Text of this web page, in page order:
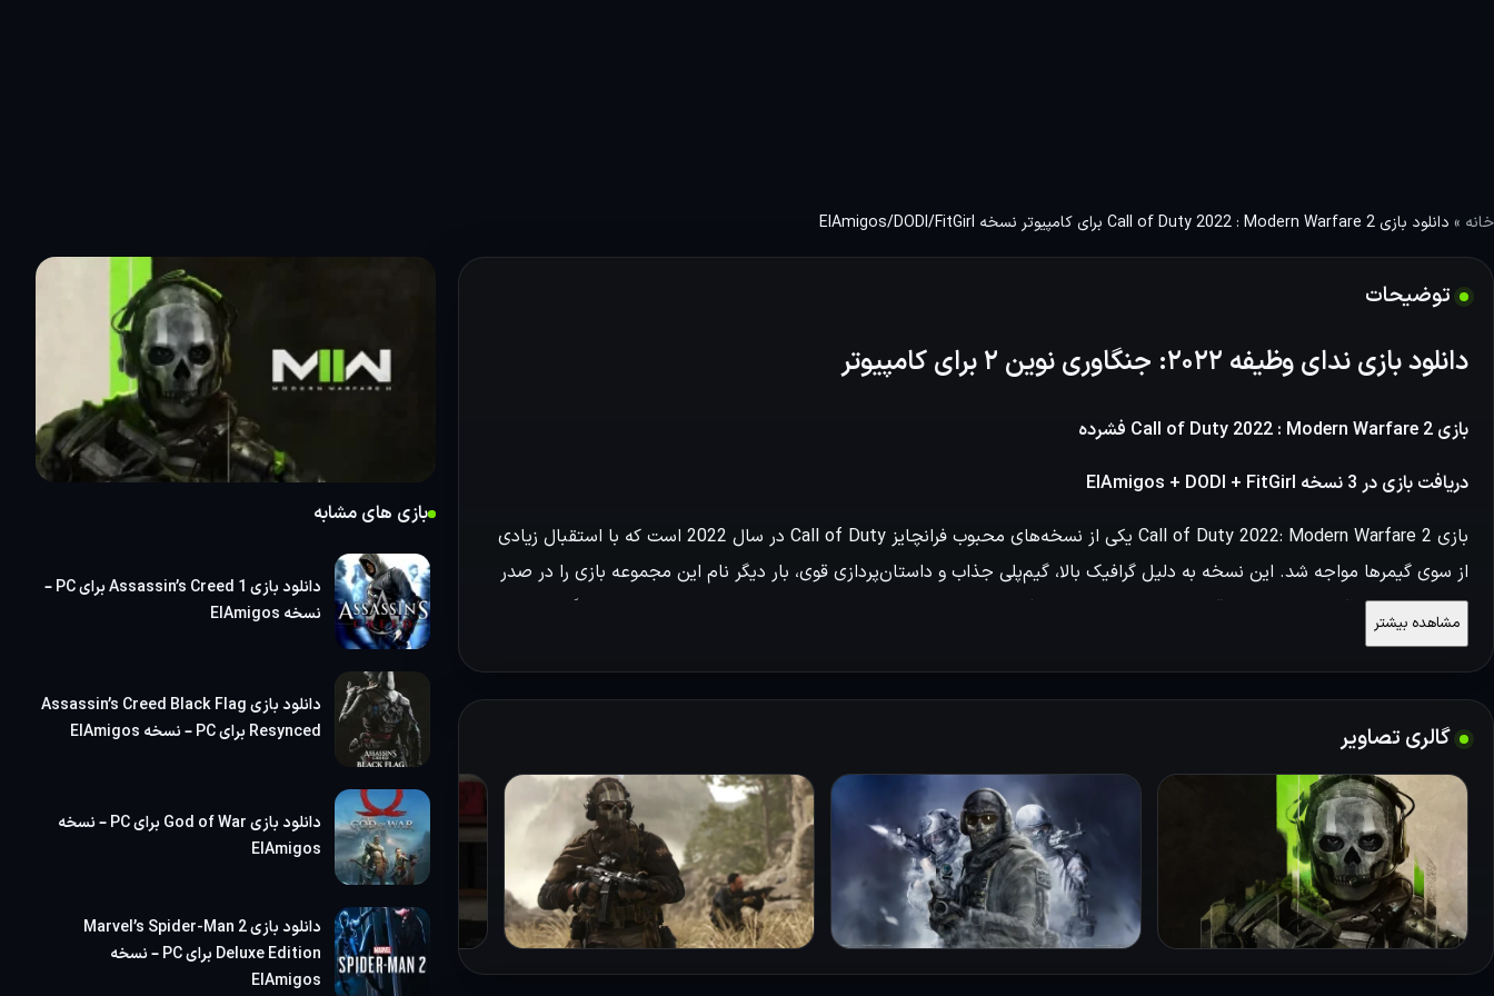
خانه » دانلود بازی ‏Call of Duty 2022 : Modern Warfare 2 برای کامپیوتر نسخه ElAmigos/DODI/FitGirl
توضیحات
دانلود بازی ندای وظیفه ۲۰۲۲: جنگاوری نوین ۲ برای کامپیوتر
بازی Call of Duty 2022 : Modern Warfare 2 فشرده
دریافت بازی در 3 نسخه ElAmigos + DODI + FitGirl
بازی Call of Duty 2022: Modern Warfare 2 یکی از نسخه‌های محبوب فرانچایز Call of Duty در سال 2022 است که با استقبال زیادی
از سوی گیمرها مواجه شد. این نسخه به دلیل گرافیک بالا، گیم‌پلی جذاب و داستان‌پردازی قوی، بار دیگر نام این مجموعه بازی را در صدر
جدول بازی‌های اکشن و تیراندازی قرار داد. در این عنوان، بازیکنان می‌توانند با شخصیت‌های مختلفی در سناریوهای هیجان‌انگیز و
چالش‌برانگیز، به نبرد بپردازند و تجربه‌ای متفاوت از جنگ مدرن را احساس کنند.
بررسی گیم‌پلی
یکی از ویژگی‌های بارز این نسخه، دسترسی به مراحل کمپین بازی به صورت فشرده است که به بازیکنان اجازه می‌دهد داستان بازی را در
زمانی کوتاه‌تر تجربه کنند. این ویژگی به ویژه برای آن دسته از کاربرانی که زمان کمتری دارند، بسیار مطلوب است و موجب می‌شود تا
داستان غنی و جذاب بازی را از دست ندهند. به علاوه، با توجه به تنوع مراحل و چالش‌های موجود، بازیکنان می‌توانند تحرک و
استراتژی‌های خود را به نحو احسن امتحان کنند. همچنین حالت DMZ که وعده می‌دهد گیم‌پلی اعتیادآور و نوآورانه‌ای را ارائه کند. این
حالت نه تنها برای بازیکنان چالش‌های تازه‌ای به ارمغان می آورد بلکه انتظار می‌رود به تنوع و جذابیت کلی بازی بیافزاید. با توجه به
واکنش‌های مثبت جامعه گیمرها، به نظر می‌رسد Call of Duty 2022 همانند دیگر نسخه هایش به یک موفقیت بزرگ تبدیل شود.
داستان بازی
مشاهده بیشتر
گالری تصاویر
بازی های مشابه
دانلود بازی Assassin’s Creed 1 برای PC –
نسخه ElAmigos
دانلود بازی Assassin’s Creed Black Flag
Resynced برای PC – نسخه ElAmigos
دانلود بازی God of War برای PC – نسخه
ElAmigos
دانلود بازی Marvel’s Spider-Man 2
Deluxe Edition برای PC – نسخه
ElAmigos